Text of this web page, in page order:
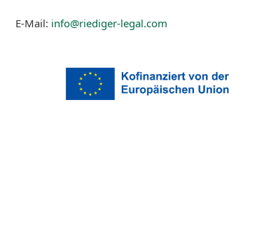
E-Mail: info@riediger-legal.com